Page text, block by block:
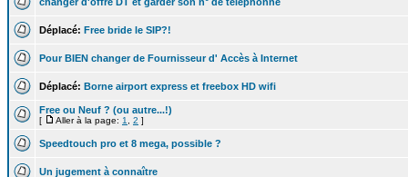
Déplacé: Free bride le SIP?!
Pour BIEN changer de Fournisseur d' Accès à Internet
Déplacé: Borne airport express et freebox HD wifi
Free ou Neuf ? (ou autre...!)
[ Aller à la page: 1 2 ]
Speedtouch pro et 8 mega, possible ?
Un jugement à connaître